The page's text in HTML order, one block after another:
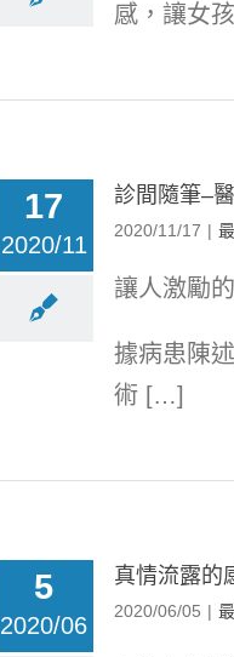
感，讓女
17
2020/11
診間隨筆–
2020/11/17 |
讓人激勵
據病患陳
術 […]
5
2020/06
真情流露的
2020/06/05 |